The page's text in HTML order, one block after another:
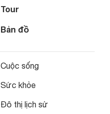
Tour
Bản đồ
Cuộc sống
Sức khỏe
Đô thị lịch sử